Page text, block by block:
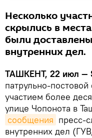
Несколько
скрылись в
были
внутренних дел.
ТАШКЕНТ, 22 июл —
патрульно-
участием более
улице Чопонота в
сообщения пресс-
внутренних дел